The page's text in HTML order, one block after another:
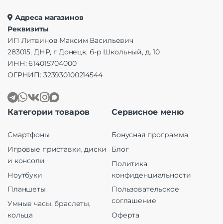
Адреса магазинов
Реквизиты
ИП Литвинов Максим Васильевич
283015, ДНР, г Донецк, б-р Школьный, д. 10
ИНН: 614015704000
ОГРНИП: 323930100214544
Категории товаров
Смартфоны
Игровые приставки, диски
и консоли
Ноутбуки
Планшеты
Умные часы, браслеты,
кольца
Сервисное меню
Бонусная программа
Блог
Политика
конфиденциальности
Пользовательское
соглашение
Оферта